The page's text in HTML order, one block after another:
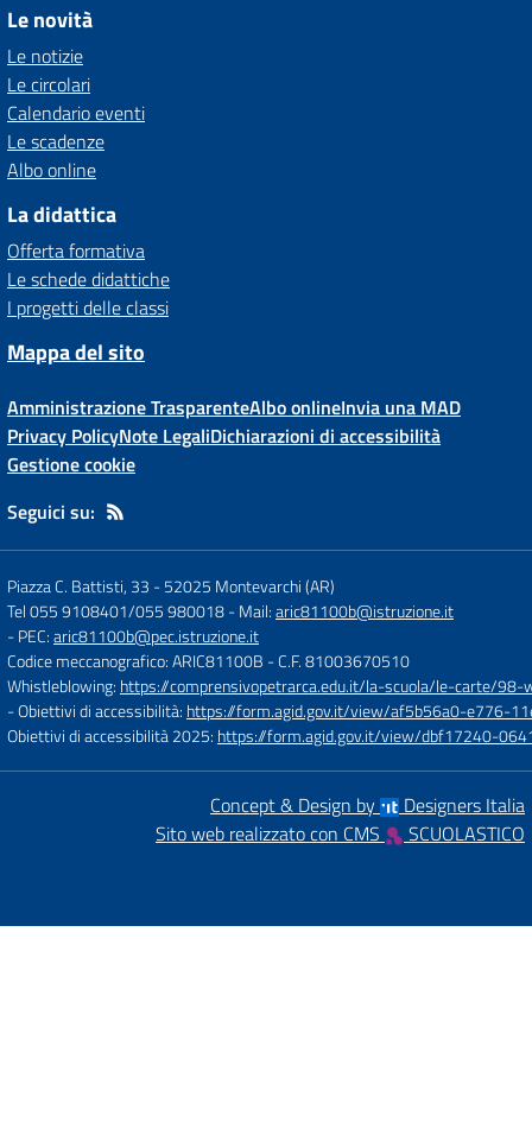
Le novità
Le notizie
Le circolari
Calendario eventi
Le scadenze
Albo online
La didattica
Offerta formativa
Le schede didattiche
I progetti delle classi
Mappa del sito
Amministrazione TrasparenteAlbo onlineInvia una MAD
Privacy PolicyNote LegaliDichiarazioni di accessibilità
Gestione cookie
Seguici su:
Piazza C. Battisti, 33 -52025 Montevarchi (AR)
Tel 055 9108401/055 980018- Mail:aric81100b@istruzione.it
- PEC:aric81100b@pec.istruzione.it
Codice meccanografico: ARIC81100B - C.F. 81003670510
Whistleblowing: https://comprensivopetrarca.edu.it/la-scuola/le-carte/98-
- Obiettivi di accessibilità: https://form.agid.gov.it/view/af5b56a0-e776-
Obiettivi di accessibilità 2025: https://form.agid.gov.it/view/dbf17240-
Concept & Design by
Designers Italia
Sito web realizzato con CMS
SCUOLASTICO